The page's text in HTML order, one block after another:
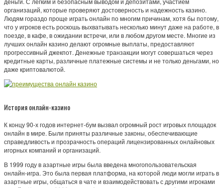
организаций, которые проверяют достоверность и надежность казино.
Людям гораздо проще играть онлайн по многим причинам, хотя бы потому,
что у игроков есть роскошь выхватывать несколько минут даже на работе, в
поезде, в кафе, в ожидании встречи, или в любом другом месте. Многие из
лучших онлайн казино делают огромные выплаты, предоставляют
прогрессивный джекпот. Денежные транзакции могут совершаться через
кредитные карты, различные платежные системы и не только деньгами, но
даже криптовалютой.
История онлайн-казино
К концу 90-х годов интернет-бум вызвал огромный рост игровых площадок
онлайн в мире. Были приняты различные законы, обеспечивающие
справедливость и прозрачность операций лицензированных онлайновых
игорных компаний и организаций.
В 1999 году в азартные игры была введена многопользовательская
онлайн-игра. Это была первая платформа, на которой люди могли играть в
азартные игры, общаться в чате и взаимодействовать с другими игроками